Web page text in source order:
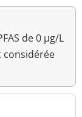
de 0 µg/L
considérée